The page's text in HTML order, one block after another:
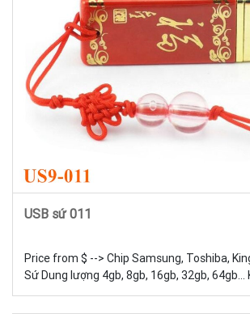
USB sứ 011
Price from $ --> Chip Samsung, Toshiba,
Sứ Dung lượng 4gb, 8gb, 16gb, 32gb, 64gb...
Trọng lượng 18g Màu sắc Đa dạng, được tự